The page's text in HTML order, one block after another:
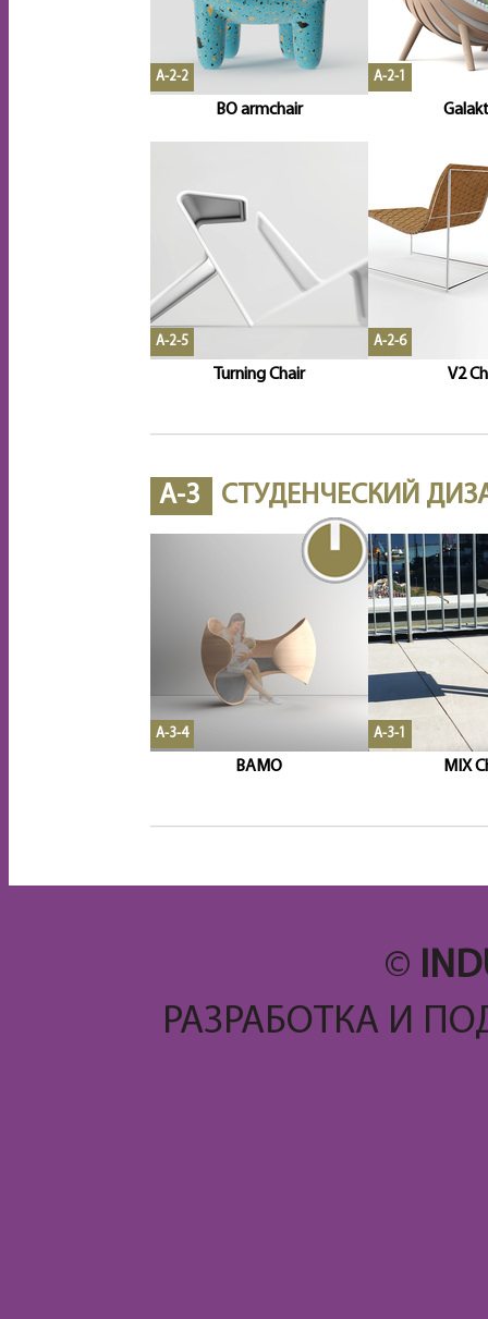
A-2-2
BO armchair
A-2-1
A-2-5
Turning Chair
A-2-6
V2
A-3 СТУДЕНЧЕСКИЙ
A-3-4
BAMO
A-3-1
MIX
©
РАЗРАБОТКА И